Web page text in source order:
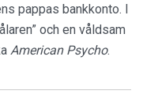
pappas bankkonto. I
och en våldsam
American Psycho.